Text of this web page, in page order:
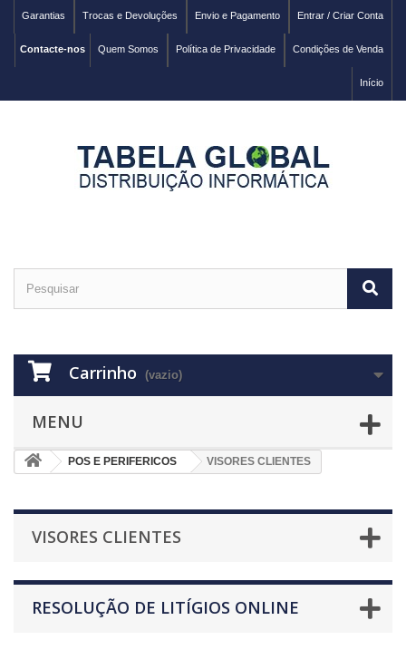
Entrar / Criar Conta
Envio e Pagamento
Trocas e Devoluções
Garantias
Condições de Venda
Política de Privacidade
Quem Somos
Contacte-nos
Início
Carrinho (vazio)
MENU
POS E PERIFERICOS VISORES CLIENTES
VISORES CLIENTES
RESOLUÇÃO DE LITÍGIOS ONLINE